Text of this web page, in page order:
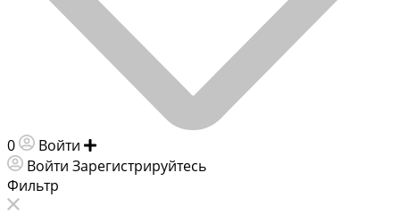
0 Войти
Войти Зарегистрируйтесь
Фильтр